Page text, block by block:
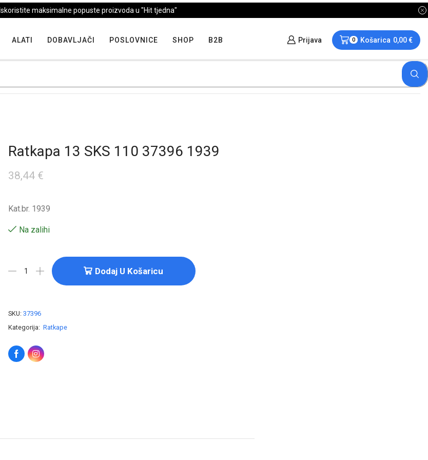
Iskoristite maksimalne popuste proizvoda u "Hit tjedna"
ALATI DOBAVLJAČI POSLOVNICE SHOP B2B Prijava 0 Košarica 0,00€
Ratkapa 13 SKS 110 37396 1939
38,44 €
Kat.br. 1939
Na zalihi
Dodaj U Košaricu
SKU: 37396
Kategorija: Ratkape